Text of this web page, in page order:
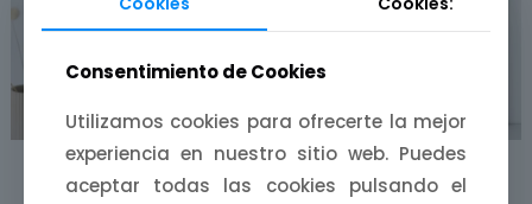
Lámina Tierra de
Lámina Tierra de
Consentimiento de Cookies
Utilizamos cookies para ofrecerte la mejor
experiencia en nuestro sitio web. Puedes
aceptar todas las cookies pulsando el